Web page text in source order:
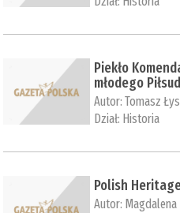
Piekło
młodego
Autor:Tomasz
Dział: Historia
Polish
Autor: Magdalena